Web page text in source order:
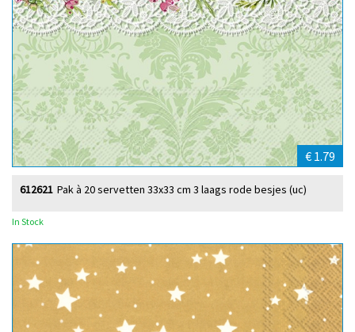
€ 1.79
Pak à 20 servetten 33x33 cm 3 laags rode besjes (uc)
612621
In Stock